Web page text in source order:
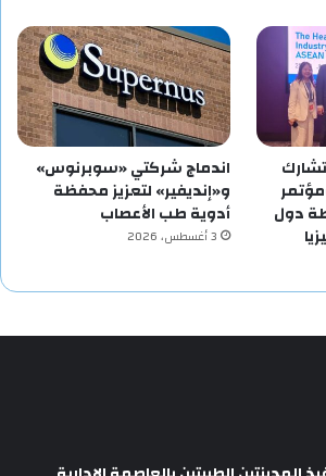
دول
اندماج شركتي «سوبرنوس»
و«إنديفير» لتعزيز محفظة
أدوية طب الأعصاب
3 أغسطس، 2026